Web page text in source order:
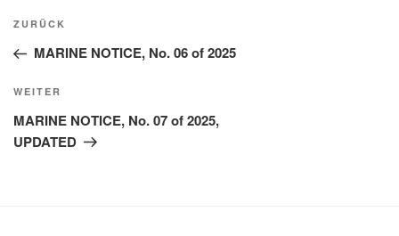
Beitragsnavigation
Vorheriger
Beitrag
ZURÜCK
MARINE NOTICE, No. 06 of 2025
Nächster
Beitrag
WEITER
MARINE NOTICE, No. 07 of 2025,
UPDATED